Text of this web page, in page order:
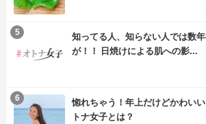
知ってる人、知らない人では数
が！！ 日焼けによる肌への影...
5
惚れちゃう！年上だけどかわい
トナ女子とは？
6